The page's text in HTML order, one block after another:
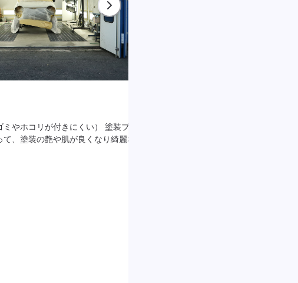
やホコリが付きにくい） 塗装ブース
、塗装の艶や肌が良くなり綺麗な仕